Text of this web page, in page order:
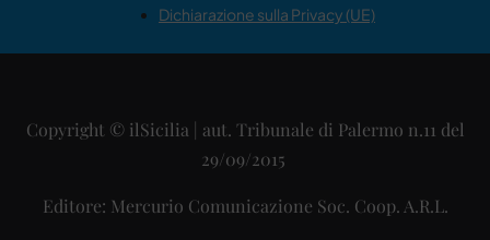
Dichiarazione sulla Privacy (UE)
Copyright © ilSicilia | aut. Tribunale di Palermo n.11 del
29/09/2015
Editore: Mercurio Comunicazione Soc. Coop. A.R.L.